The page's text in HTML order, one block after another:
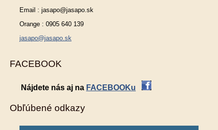
Email : jasapo@jasapo.sk
Orange : 0905 640 139
jasapo@jasapo.sk
FACEBOOK
Nájdete nás aj na FACEBOOKu
Obľúbené odkazy